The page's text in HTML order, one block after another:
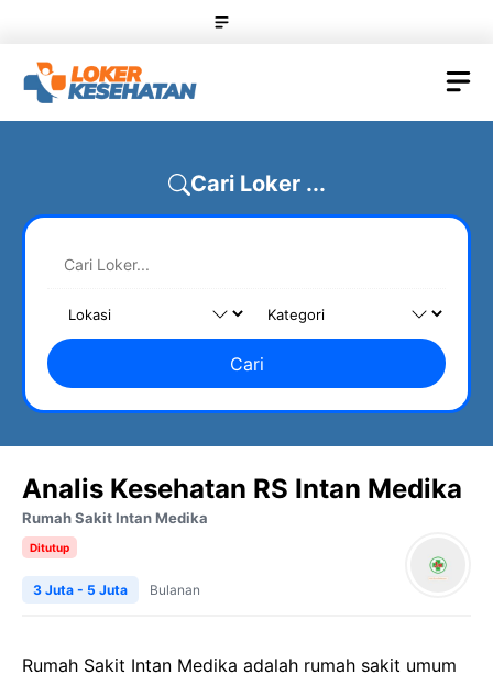
content
Cari Loker ...
Cari
Analis Kesehatan RS Intan Medika
Rumah Sakit Intan Medika
Ditutup
3 Juta - 5 Juta Bulanan
Rumah Sakit Intan Medika adalah rumah sakit umum